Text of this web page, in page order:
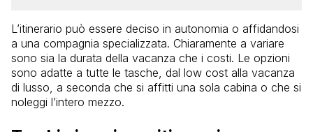
L’itinerario può essere deciso in autonomia o affidandosi
a una compagnia specializzata. Chiaramente a variare
sono sia la durata della vacanza che i costi. Le opzioni
sono adatte a tutte le tasche, dal low cost alla vacanza
di lusso, a seconda che si affitti una sola cabina o che si
noleggi l’intero mezzo.